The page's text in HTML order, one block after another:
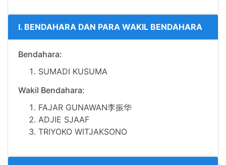
I. BENDAHARA DAN PARA WAKIL BENDAHARA
Bendahara:
SUMADI KUSUMA
Wakil Bendahara:
FAJAR GUNAWAN李振华
ADJIE SJAAF
TRIYOKO WITJAKSONO